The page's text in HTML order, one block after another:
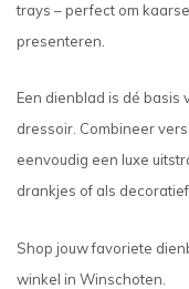
trays – perfect om
presenteren.
Een dienblad is dé basis
dressoir. Combineer
eenvoudig een luxe
drankjes of als
Shop jouw favoriete
winkel in Winschoten.